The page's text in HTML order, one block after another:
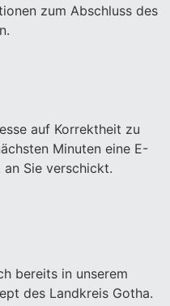
zum Abschluss des
auf Korrektheit zu
Minuten eine E-
Sie verschickt.
bereits in unserem
des Landkreis Gotha.